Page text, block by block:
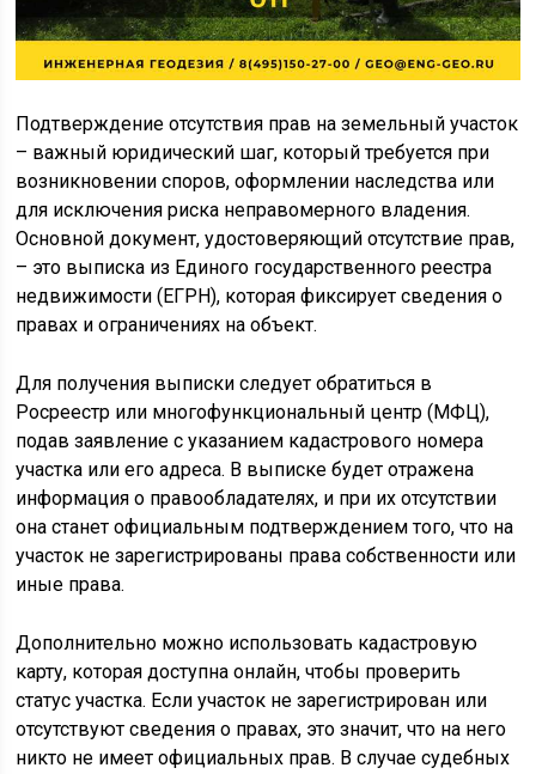
Подтверждение отсутствия прав на земельный участок
– важный юридический шаг, который требуется при
возникновении споров, оформлении наследства или
для исключения риска неправомерного владения.
Основной документ, удостоверяющий отсутствие прав,
– это выписка из Единого государственного реестра
недвижимости (ЕГРН), которая фиксирует сведения о
правах и ограничениях на объект.
Для получения выписки следует обратиться в
Росреестр или многофункциональный центр (МФЦ),
подав заявление с указанием кадастрового номера
участка или его адреса. В выписке будет отражена
информация о правообладателях, и при их отсутствии
она станет официальным подтверждением того, что на
участок не зарегистрированы права собственности или
иные права.
Дополнительно можно использовать кадастровую
карту, которая доступна онлайн, чтобы проверить
статус участка. Если участок не зарегистрирован или
отсутствуют сведения о правах, это значит, что на него
никто не имеет официальных прав. В случае судебных